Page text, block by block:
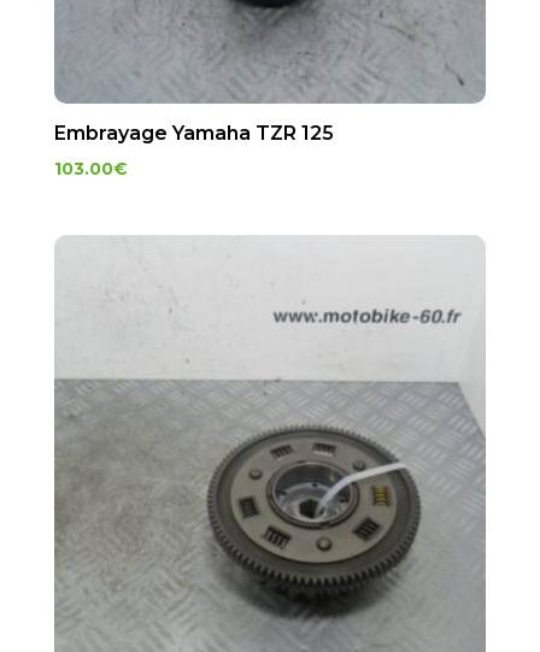
Embrayage Yamaha TZR 125
103.00€